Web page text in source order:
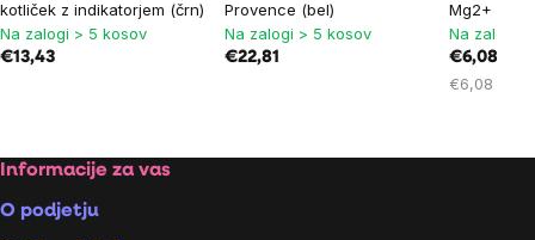
kotliček z indikatorjem (črn)
Na zalogi > 5 kosov
€13,43
Provence (bel)
Na zalogi > 5 kosov
€22,81
Mg2+ (1
Na zalogi
€6,08
Cena
€6,08 / 1
Footer
Informacije za vas
O podjetju